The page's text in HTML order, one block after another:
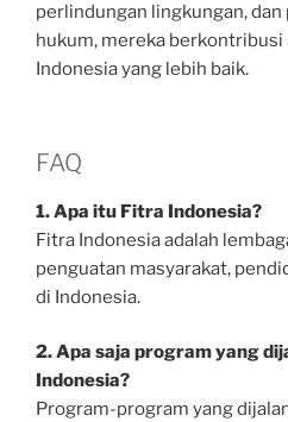
perlindungan lingkungan,
hukum, mereka
Indonesia yang lebih baik.
FAQ
1. Apa itu Fitra Indonesia?
Fitra Indonesia adalah
penguatan masyarakat,
di Indonesia.
2. Apa saja program yang
Indonesia?
Program-program yang